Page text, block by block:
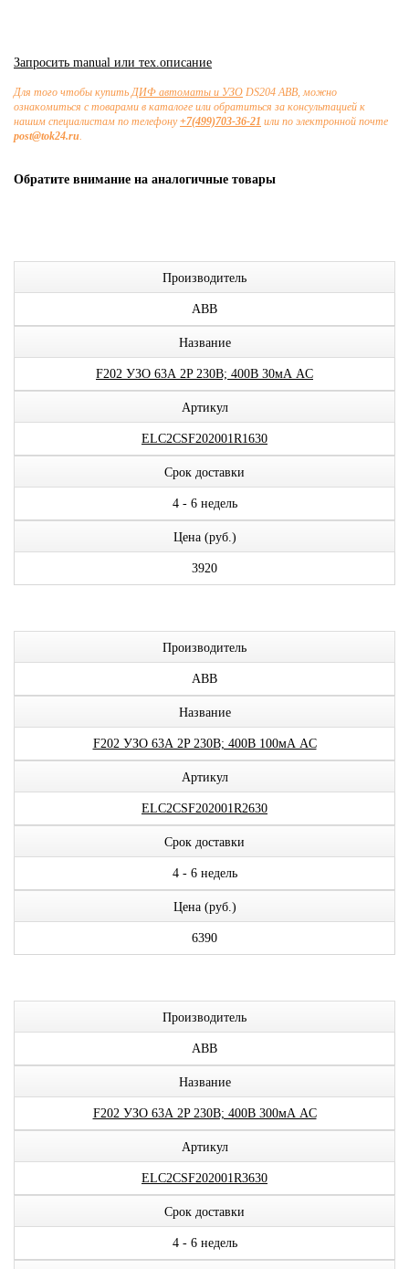
Запросить manual или тех.описание
Для того чтобы купитьДИФ автоматы и УЗО DS204 ABB, можно
ознакомиться с товарами в каталоге или обратиться за консультацией к
нашим специалистам по телефону+7(499)703-36-21 или по электронной почте
post@tok24.ru.
Обратите внимание на аналогичные товары
Производитель
ABB
Название
F202 УЗО 63А 2P 230В; 400В 30мА AC
Артикул
ELC2CSF202001R1630
Срок доставки
4 - 6 недель
Цена (руб.)
3920
Производитель
ABB
Название
F202 УЗО 63А 2P 230В; 400В 100мА AC
Артикул
ELC2CSF202001R2630
Срок доставки
4 - 6 недель
Цена (руб.)
6390
Производитель
ABB
Название
F202 УЗО 63А 2P 230В; 400В 300мА AC
Артикул
ELC2CSF202001R3630
Срок доставки
4 - 6 недель